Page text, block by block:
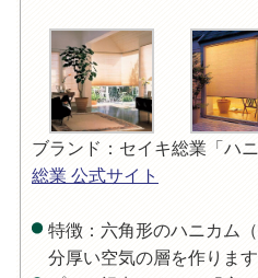
ブランド：セイキ総業「ハ
総業 公式サイト
特徴 ：六角形のハニカム
分厚い空気の層を作ります